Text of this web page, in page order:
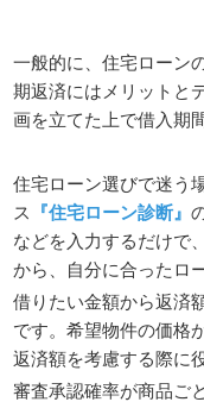
一般的に、住宅ローン
期返済にはメリットと
画を立てた上で借入期
住宅ローン選びで迷う
ス 『住宅ローン診断』
などを入力するだけで
から、自分に合ったロ
借りたい金額から返済
です。希望物件の価格
返済額を考慮する際に
審査承認確率が商品ご